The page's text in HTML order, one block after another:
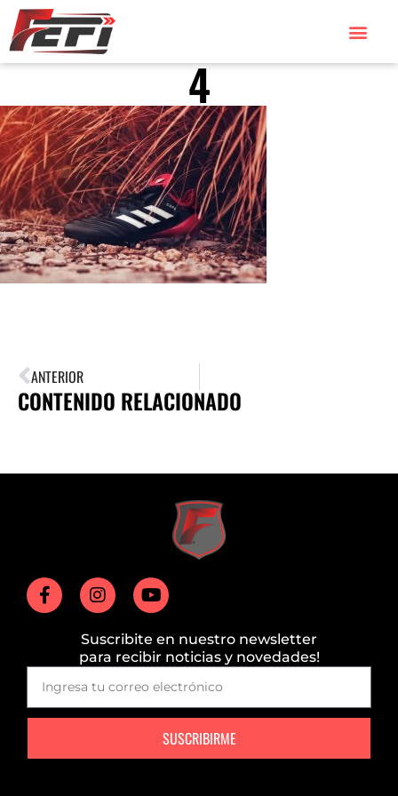
4
ANTERIOR
CONTENIDO RELACIONADO
Suscribite en nuestro newsletter
para recibir noticias y novedades!
SUSCRIBIRME